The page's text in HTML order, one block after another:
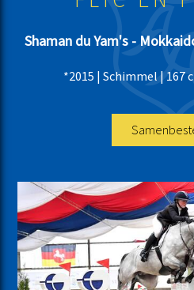
Shaman du Yam's -
*2015 | Schimmel | 167